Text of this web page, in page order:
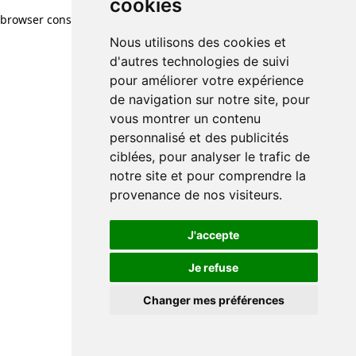
cookies
Nous utilisons des cookies et
d'autres technologies de suivi
pour améliorer votre expérience
de navigation sur notre site, pour
vous montrer un contenu
personnalisé et des publicités
ciblées, pour analyser le trafic de
notre site et pour comprendre la
provenance de nos visiteurs.
J'accepte
Je refuse
Changer mes préférences
browser console for more information)